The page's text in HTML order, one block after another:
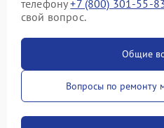
телефону+7 (800) 301-55-
свой вопрос.
Общие
Вопросы по ремонту